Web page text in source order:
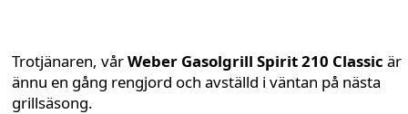
Trotjänaren, vårWeber Gasolgrill Spirit 210 Classic är
ännu en gång rengjord och avställd i väntan på nästa
grillsäsong.